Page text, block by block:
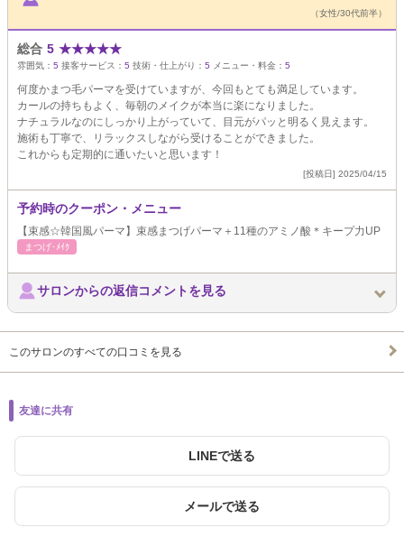
（女性/30代前半）
総合 5 ★★★★★
雰囲気： 5 接客サービス： 5 技術・仕上がり： 5 メニュー・料金： 5
何度かまつ毛パーマを受けていますが、今回もとても満足しています。
カールの持ちもよく、毎朝のメイクが本当に楽になりました。
ナチュラルなのにしっかり上がっていて、目元がパッと明るく見えます。
施術も丁寧で、リラックスしながら受けることができました。
これからも定期的に通いたいと思います！
[投稿日] 2025/04/15
予約時のクーポン・メニュー
【束感☆韓国風パーマ】束感まつげパーマ＋11種のアミノ酸＊キープ力UP
まつげ･ﾒｲｸ
サロンからの返信コメントを見る
このサロンのすべての口コミを見る
友達に共有
LINEで送る
メールで送る